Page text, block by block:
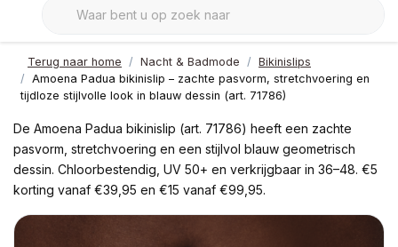
Terug naar home Nacht & Badmode
Bikinislips
Amoena Padua bikinislip – zachte pasvorm, stretchvoering en
tijdloze stijlvolle look in blauw dessin (art. 71786)
De Amoena Padua bikinislip (art. 71786) heeft een zachte
pasvorm, stretchvoering en een stijlvol blauw geometrisch
dessin. Chloorbestendig, UV 50+ en verkrijgbaar in 36–48. €5
korting vanaf €39,95 en €15 vanaf €99,95.